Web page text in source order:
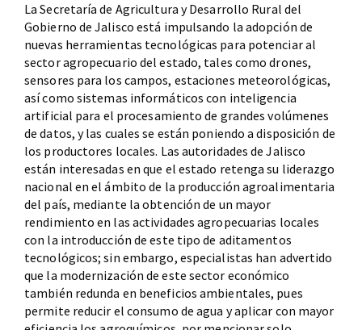
La Secretaría de Agricultura y Desarrollo Rural del
Gobierno de Jalisco está impulsando la adopción de
nuevas herramientas tecnológicas para potenciar al
sector agropecuario del estado, tales como drones,
sensores para los campos, estaciones meteorológicas,
así como sistemas informáticos con inteligencia
artificial para el procesamiento de grandes volúmenes
de datos, y las cuales se están poniendo a disposición de
los productores locales. Las autoridades de Jalisco
están interesadas en que el estado retenga su liderazgo
nacional en el ámbito de la producción agroalimentaria
del país, mediante la obtención de un mayor
rendimiento en las actividades agropecuarias locales
con la introducción de este tipo de aditamentos
tecnológicos; sin embargo, especialistas han advertido
que la modernización de este sector económico
también redunda en beneficios ambientales, pues
permite reducir el consumo de agua y aplicar con mayor